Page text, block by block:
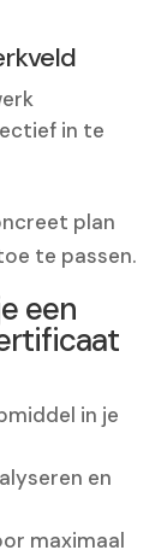
in te
plan
te passen.
een
in je
en
maximaal